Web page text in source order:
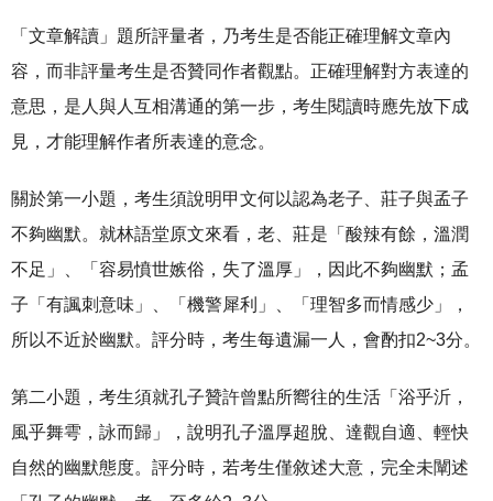
「文章解讀」題所評量者，乃考生是否能正確理解文章內
容，而非評量考生是否贊同作者觀點。正確理解對方表達的
意思，是人與人互相溝通的第一步，考生閱讀時應先放下成
見，才能理解作者所表達的意念。
關於第一小題，考生須說明甲文何以認為老子、莊子與孟子
不夠幽默。就林語堂原文來看，老、莊是「酸辣有餘，溫潤
不足」、「容易憤世嫉俗，失了溫厚」，因此不夠幽默；孟
子「有諷刺意味」、「機警犀利」、「理智多而情感少」，
所以不近於幽默。評分時，考生每遺漏一人，會酌扣2~3分。
第二小題，考生須就孔子贊許曾點所嚮往的生活「浴乎沂，
風乎舞雩，詠而歸」，說明孔子溫厚超脫、達觀自適、輕快
自然的幽默態度。評分時，若考生僅敘述大意，完全未闡述